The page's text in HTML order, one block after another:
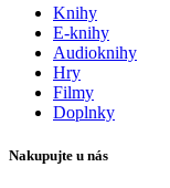
Knihy
E-knihy
Audioknihy
Hry
Filmy
Doplnky
Nakupujte u nás